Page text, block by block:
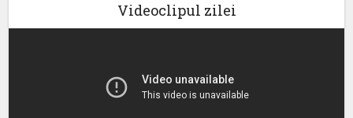
Videoclipul zilei